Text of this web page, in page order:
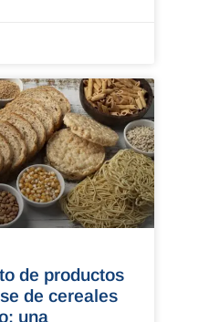
de productos
de cereales
una